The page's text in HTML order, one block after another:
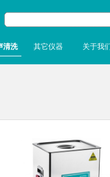
清洗 其它仪器 关于我